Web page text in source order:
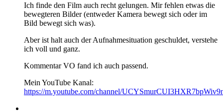
Ich finde den Film auch recht gelungen. Mir fehlen etwas die
bewegteren Bilder (entweder Kamera bewegt sich oder im
Bild bewegt sich was).
Aber ist halt auch der Aufnahmesituation geschuldet, verstehe
ich voll und ganz.
Kommentar VO fand ich auch passend.
Mein YouTube Kanal:
https://m.youtube.com/channel/